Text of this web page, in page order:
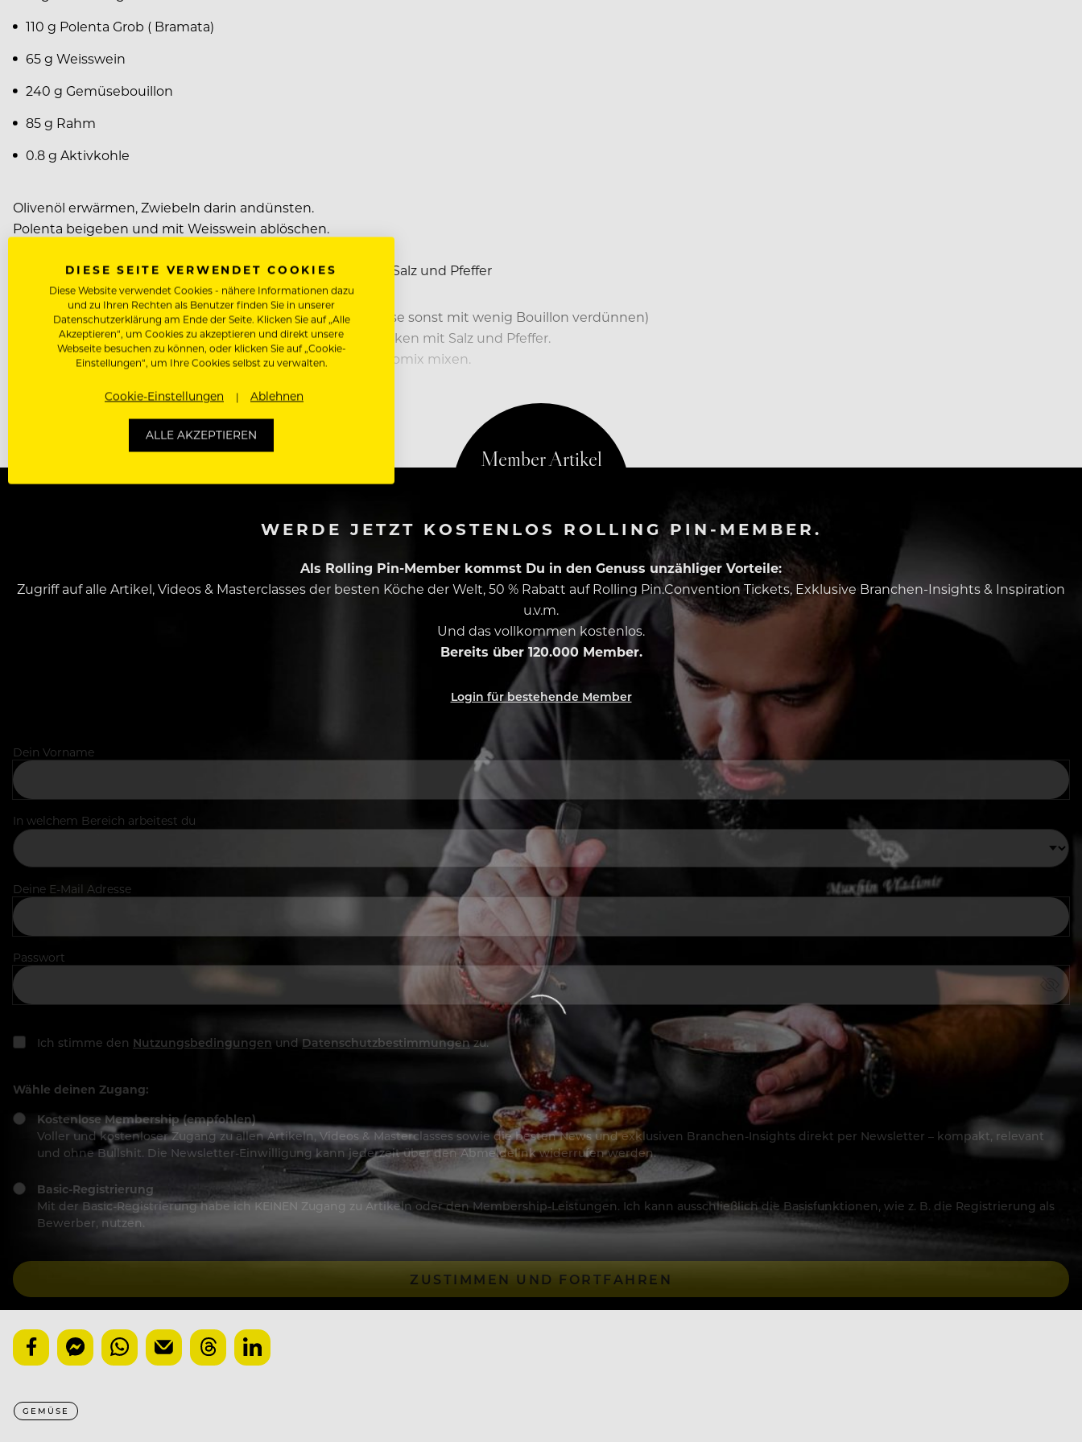
110 g Polenta Grob ( Bramata)
65 g Weisswein
240 g Gemüsebouillon
85 g Rahm
0.8 g Aktivkohle
Olivenöl erwärmen, Zwiebeln darin andünsten.
Polenta beigeben und mit Weisswein ablöschen.
Wenn nötig noch Bouillon dazu geben. Abschmecken mit Salz und Pfeffer
Alles mixen außer Gellan, durch ein Sieb gießen ( 295g Masse sonst mit wenig Bouillon verdünnen)
Mit Gellan in eine Pfanne geben und aufkochen, abschmecken mit Salz und Pfeffer.
In eine Form giessen, fest werden lassen danach im Thermomix mixen.
Rückstände aus dem Sieb auf einem Backpapier im
WERDE JETZT KOSTENLOS ROLLING PIN-MEMBER.
Als Rolling Pin-Member kommst Du in den Genuss unzähliger Vorteile:
Zugriff auf alle Artikel, Videos & Masterclasses der besten Köche der Welt, 50 % Rabatt auf Rolling Pin.Convention Tickets, Exklusive Branchen-Insights & Inspiration
u.v.m.
Und das vollkommen kostenlos.
Bereits über 120.000 Member.
Login für bestehende Member
Dein Vorname
In welchem Bereich arbeitest du
Deine E-Mail Adresse
Passwort
Ich stimme den Nutzungsbedingungen und Datenschutzbestimmungenzu.
Wähle deinen Zugang:
Kostenlose Membership (empfohlen)
Voller und kostenloser Zugang zu allen Artikeln, Videos & Masterclasses sowie die besten News und exklusiven Branchen-Insights direkt per Newsletter – kompakt, relevant
und ohne Bullshit. Die Newsletter-Einwilligung kann jederzeit über den Abmeldelink widerrufen werden.
Basic-Registrierung
Mit der Basic-Registrierung habe ich KEINEN Zugang zu Artikeln oder den Membership-Leistungen. Ich kann ausschließlich die Basisfunktionen, wie z. B. die Registrierung als
Bewerber, nutzen.
ZUSTIMMEN UND FORTFAHREN
GEMÜSE
DIESE SEITE VERWENDET COOKIES
Diese Website verwendet Cookies - nähere Informationen dazu
und zu Ihren Rechten als Benutzer finden Sie in unserer
Datenschutzerklärung am Ende der Seite. Klicken Sie auf „Alle
Akzeptieren“, um Cookies zu akzeptieren und direkt unsere
Webseite besuchen zu können, oder klicken Sie auf „Cookie-
Einstellungen“, um Ihre Cookies selbst zu verwalten.
Cookie-Einstellungen Ablehnen
ALLE AKZEPTIEREN